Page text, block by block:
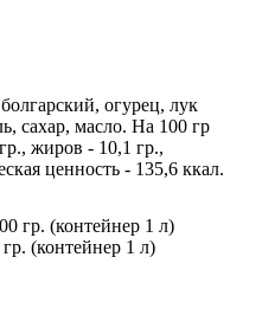
огурец, лук
сахар, масло. На 100 гр
жиров - 10,1 гр.,
ценность - 135,6 ккал.
(контейнер 1 л)